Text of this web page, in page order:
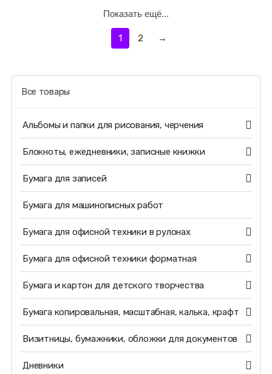
Показать ещё...
1 2 →
Все товары
Альбомы и папки для рисования, черчения
Блокноты, ежедневники, записные книжки
Бумага для записей
Бумага для машинописных работ
Бумага для офисной техники в рулонах
Бумага для офисной техники форматная
Бумага и картон для детского творчества
Бумага копировальная, масштабная, калька, крафт
Визитницы, бумажники, обложки для документов
Дневники